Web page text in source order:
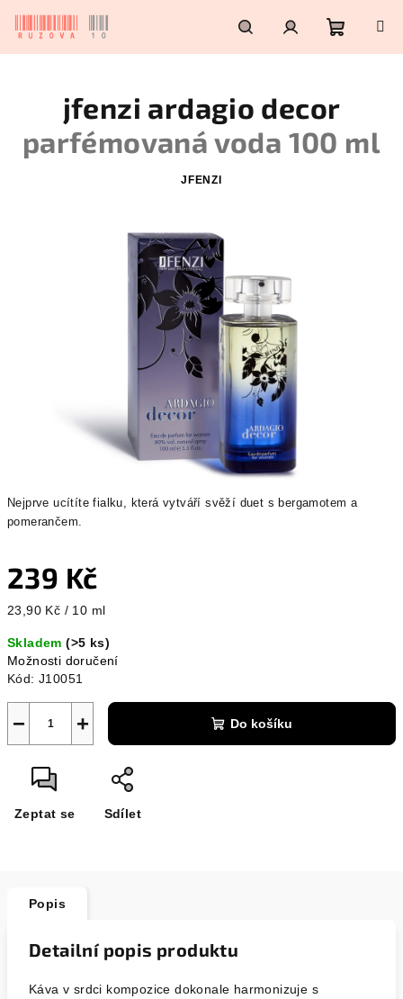
HledatPřihlášeníNákupní
košík
Nejprve ucítíte fialku, která vytváří svěží duet s bergamotem a
pomerančem.
239 Kč
Měrná
23,90 Kč / 10 ml
Skladem(>5 ks)
Možnosti doručení
Kód: J10051
+
− Do košíku
Zeptat se Sdílet
jfenzi ardagio decor
parfémovaná voda 100 ml
JFENZI
Popis
Detailní popis produktu
Káva v srdci kompozice dokonale harmonizuje s